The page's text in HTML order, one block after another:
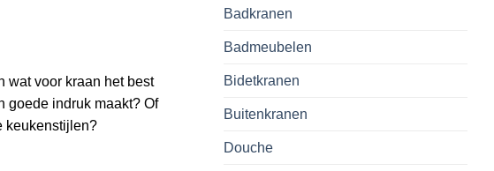
wat voor kraan het best
goede indruk maakt? Of
keukenstijlen?
Badkranen
Badmeubelen
Bidetkranen
Buitenkranen
Douche